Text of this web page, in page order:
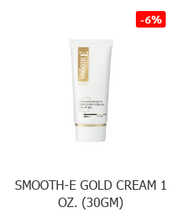
-6%
SMOOTH-E GOLD CREAM 1
OZ. (30GM)